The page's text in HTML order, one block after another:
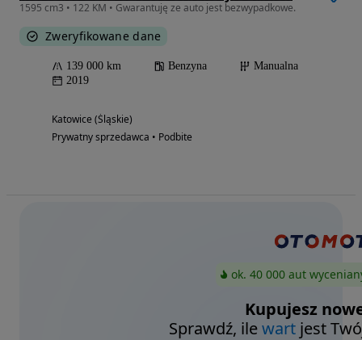
1595 cm3 • 122 KM • Gwarantuję ze auto jest bezwypadkowe.
Zweryfikowane dane
139 000 km Benzyna
Manualna
2019
Katowice (Śląskie)
Prywatny sprzedawca • Podbite
ok. 40 000 aut
Kupujesz
Sprawdź, ilewart jest